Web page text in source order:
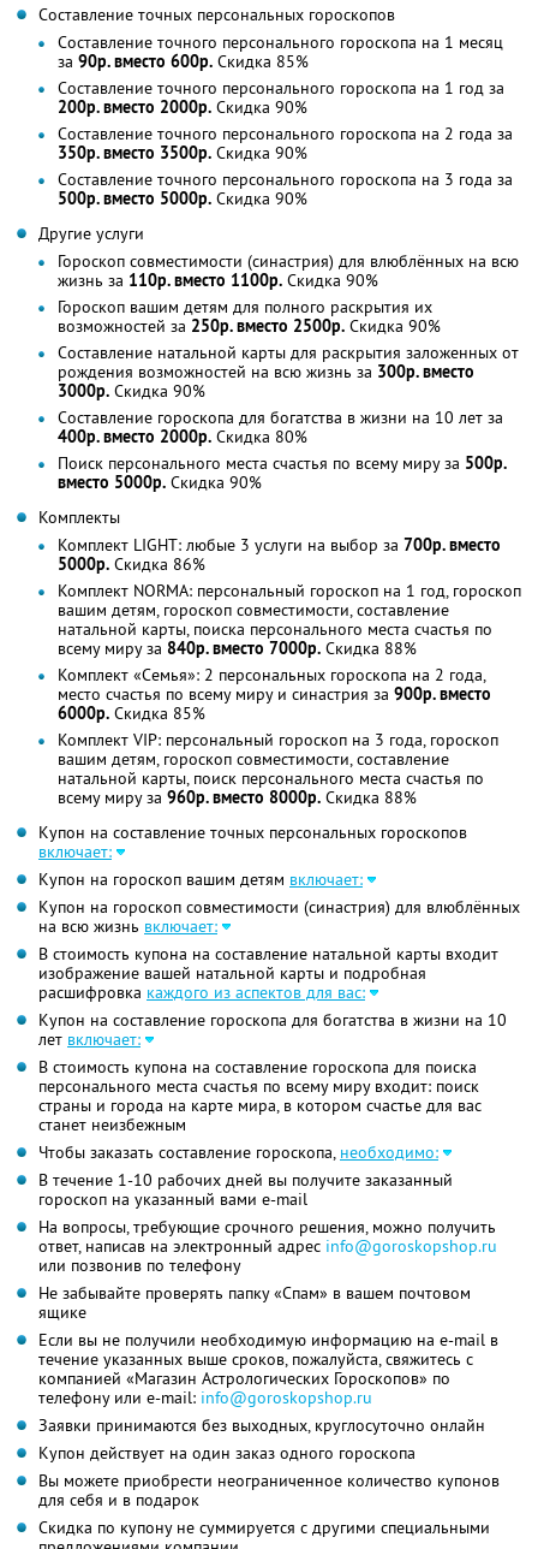
Составление точных персональных гороскопов
Составление точного персонального гороскопа на 1 месяц
за 90р. вместо 600р. Скидка 85%
Составление точного персонального гороскопа на 1 год за
200р. вместо 2000р. Скидка 90%
Составление точного персонального гороскопа на 2 года за
350р. вместо 3500р. Скидка 90%
Составление точного персонального гороскопа на 3 года за
500р. вместо 5000р. Скидка 90%
Другие услуги
Гороскоп совместимости (синастрия) для влюблённых на всю
жизнь за 110р. вместо 1100р. Скидка 90%
Гороскоп вашим детям для полного раскрытия их
возможностей за 250р. вместо 2500р. Скидка 90%
Составление натальной карты для раскрытия заложенных от
рождения возможностей на всю жизнь за 300р. вместо
3000р. Скидка 90%
Составление гороскопа для богатства в жизни на 10 лет за
400р. вместо 2000р. Скидка 80%
Поиск персонального места счастья по всему миру за 500р.
вместо 5000р. Скидка 90%
Комплекты
Комплект LIGHT: любые 3 услуги на выбор за 700р. вместо
5000р. Скидка 86%
Комплект NORMA: персональный гороскоп на 1 год, гороскоп
вашим детям, гороскоп совместимости, составление
натальной карты, поиска персонального места счастья по
всему миру за 840р. вместо 7000р. Скидка 88%
Комплект «Семья»: 2 персональных гороскопа на 2 года,
место счастья по всему миру и синастрия за 900р. вместо
6000р. Скидка 85%
Комплект VIP: персональный гороскоп на 3 года, гороскоп
вашим детям, гороскоп совместимости, составление
натальной карты, поиск персонального места счастья по
всему миру за 960р. вместо 8000р. Скидка 88%
Купон на составление точных персональных гороскопов
включает:
Купон на гороскоп вашим детям включает:
Купон на гороскоп совместимости (синастрия) для влюблённых
на всю жизнь включает:
В стоимость купона на составление натальной карты входит
изображение вашей натальной карты и подробная
расшифровка каждого из аспектов для вас:
Купон на составление гороскопа для богатства в жизни на 10
лет включает:
В стоимость купона на составление гороскопа для поиска
персонального места счастья по всему миру входит: поиск
страны и города на карте мира, в котором счастье для вас
станет неизбежным
Чтобы заказать составление гороскопа, необходимо:
В течение 1-10 рабочих дней вы получите заказанный
гороскоп на указанный вами e-mail
На вопросы, требующие срочного решения, можно получить
ответ, написав на электронный адрес info@goroskopshop.ru
или позвонив по телефону
Не забывайте проверять папку «Спам» в вашем почтовом
ящике
Если вы не получили необходимую информацию на e-mail в
течение указанных выше сроков, пожалуйста, свяжитесь с
компанией «Магазин Астрологических Гороскопов» по
телефону или e-mail: info@goroskopshop.ru
Заявки принимаются без выходных, круглосуточно онлайн
Купон действует на один заказ одного гороскопа
Вы можете приобрести неограниченное количество купонов
для себя и в подарок
Скидка по купону не суммируется с другими специальными